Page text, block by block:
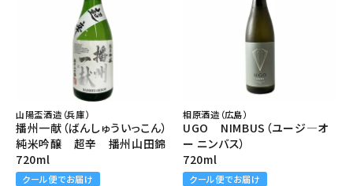
山陽盃酒造（兵庫）
播州一献（ばんしゅういっこん）
純米吟醸 超辛 播州山田錦
720ml
クール便でお届け
相原酒造（広島）
UGO NIMBUS（ユージ―オ
ー ニンバス）
720ml
クール便でお届け